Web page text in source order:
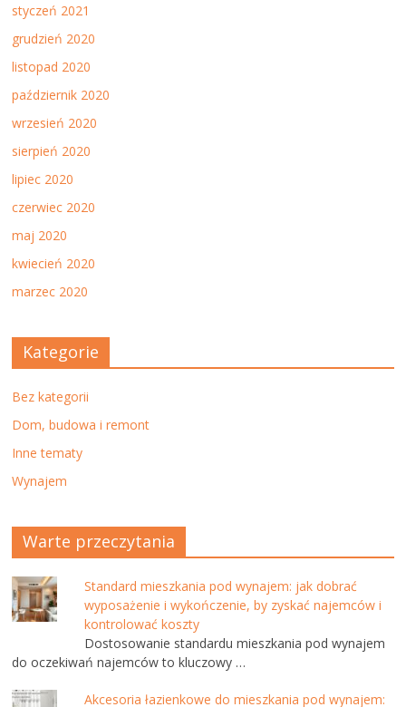
styczeń 2021
grudzień 2020
listopad 2020
październik 2020
wrzesień 2020
sierpień 2020
lipiec 2020
czerwiec 2020
maj 2020
kwiecień 2020
marzec 2020
Kategorie
Bez kategorii
Dom, budowa i remont
Inne tematy
Wynajem
Warte przeczytania
Standard mieszkania pod wynajem: jak dobrać
wyposażenie i wykończenie, by zyskać najemców i
kontrolować koszty
Dostosowanie standardu mieszkania pod wynajem
do oczekiwań najemców to kluczowy …
Akcesoria łazienkowe do mieszkania pod wynajem: